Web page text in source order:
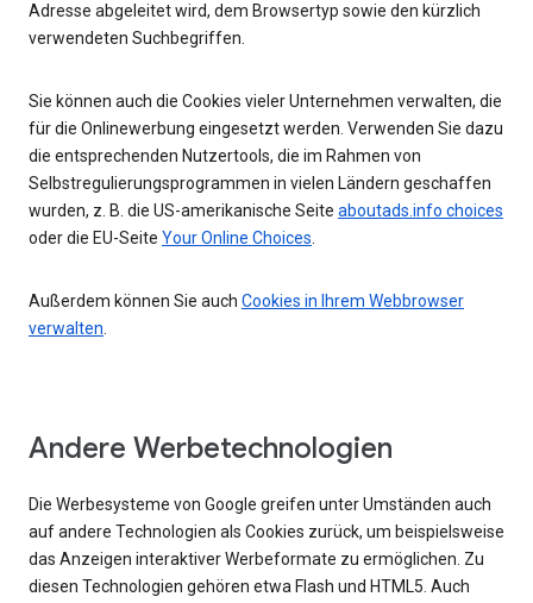
Adresse abgeleitet wird, dem Browsertyp sowie den kürzlich
verwendeten Suchbegriffen.
Sie können auch die Cookies vieler Unternehmen verwalten, die
für die Onlinewerbung eingesetzt werden. Verwenden Sie dazu
die entsprechenden Nutzertools, die im Rahmen von
Selbstregulierungsprogrammen in vielen Ländern geschaffen
wurden, z. B. die US-amerikanische Seite aboutads.info choices
oder die EU-Seite Your Online Choices.
Außerdem können Sie auch Cookies in Ihrem Webbrowser
verwalten.
Andere Werbetechnologien
Die Werbesysteme von Google greifen unter Umständen auch
auf andere Technologien als Cookies zurück, um beispielsweise
das Anzeigen interaktiver Werbeformate zu ermöglichen. Zu
diesen Technologien gehören etwa Flash und HTML5. Auch